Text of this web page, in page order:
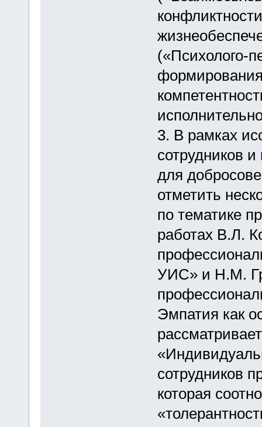
(«Психолого-
3. В рамках
сотрудников
для
отметить
по тематике
работах В.Л.
УИС» и Н.М.
Эмпатия как
сотрудников
которая